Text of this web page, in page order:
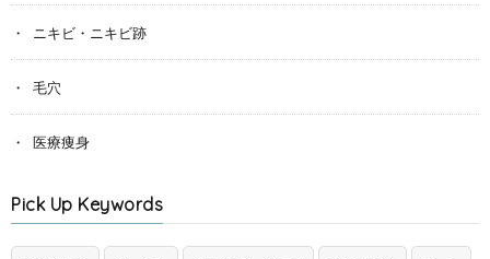
ニキビ・ニキビ跡
毛穴
医療痩身
Pick Up Keywords